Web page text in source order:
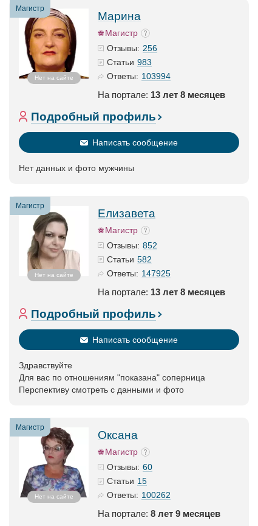
Магистр
Нет на сайте
Марина
Магистр
Отзывы: 256
Статьи 983
Ответы: 103994
На портале: 13 лет 8 месяцев
Подробный профиль
Написать сообщение
Нет данных и фото мужчины
Магистр
Нет на сайте
Елизавета
Магистр
Отзывы: 852
Статьи 582
Ответы: 147925
На портале: 13 лет 8 месяцев
Подробный профиль
Написать сообщение
Здравствуйте
Для вас по отношениям "показана" соперница
Перспективу смотреть с данными и фото
Магистр
Нет на сайте
Оксана
Магистр
Отзывы: 60
Статьи 15
Ответы: 100262
На портале: 8 лет 9 месяцев